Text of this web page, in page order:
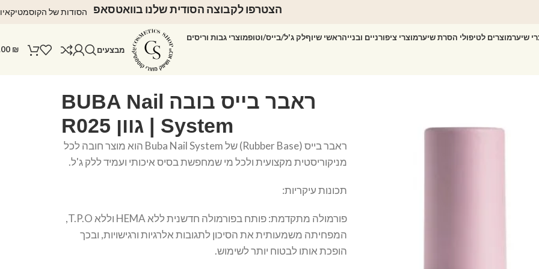
הצטרפו לקבוצה הסודית שלנו בוואטסאפ הסודות של
שיערמוצרים לטיפולי הסרת שיערמוצרי ציפורניים ובנייהראשי שיוףלק ג'ל/בייס/וטופמוצרי גבות וריסים
מבצעים ₪
ראבר בייס בובה BUBA Nail
System | גוון R025
ראבר בייס (Rubber Base) של Buba Nail System הוא מוצר חובה לכל
מניקוריסטית מקצועית ולכל מי שמחפשת בסיס איכותי ועמיד ללק ג'ל.
תכונות עיקריות:
פורמולה מתקדמת: פותח בפורמולה חדשנית ללא HEMA וללא T.P.O,
המפחיתה משמעותית את הסיכון לתגובות אלרגיות ורגישויות, ובכך
הופכת אותו לבטוח יותר לשימוש.